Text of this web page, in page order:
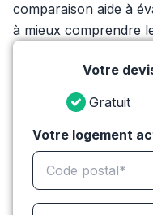
comparaison aide à
à mieux comprendre
Votre
Gratuit
Votre logement